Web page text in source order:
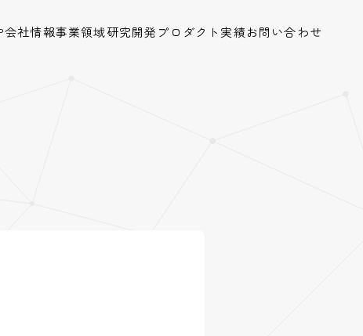
会社情報事業領域研究開発 プロダクト 実績お問い合わせ